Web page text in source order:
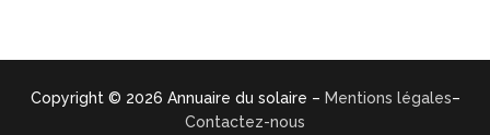
Copyright © 2026 Annuaire du solaire – Mentions légales–
Contactez-nous